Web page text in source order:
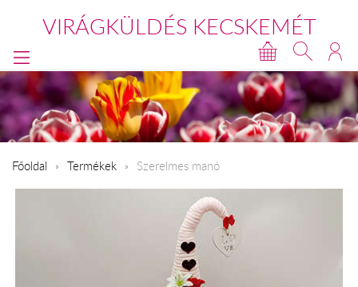
VIRÁGKÜLDÉS KECSKEMÉT
Főoldal Termékek Szerelmes manó